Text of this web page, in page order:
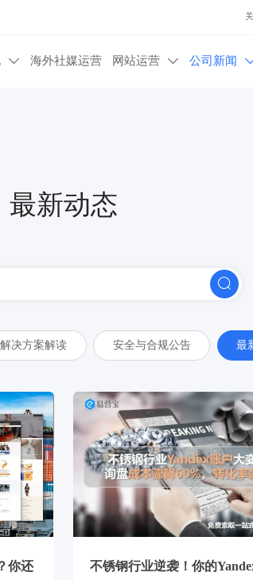
 海外社媒运营 网站运营  公司新闻
最新动态

决方案解读 安全与合规公告 最
你还
不锈钢行业逆袭！你的